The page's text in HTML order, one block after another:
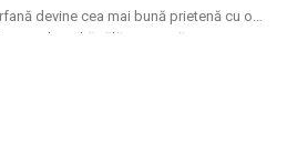
devine cea mai bună prietenă cu o
sunt de o drăgălăşenie rară